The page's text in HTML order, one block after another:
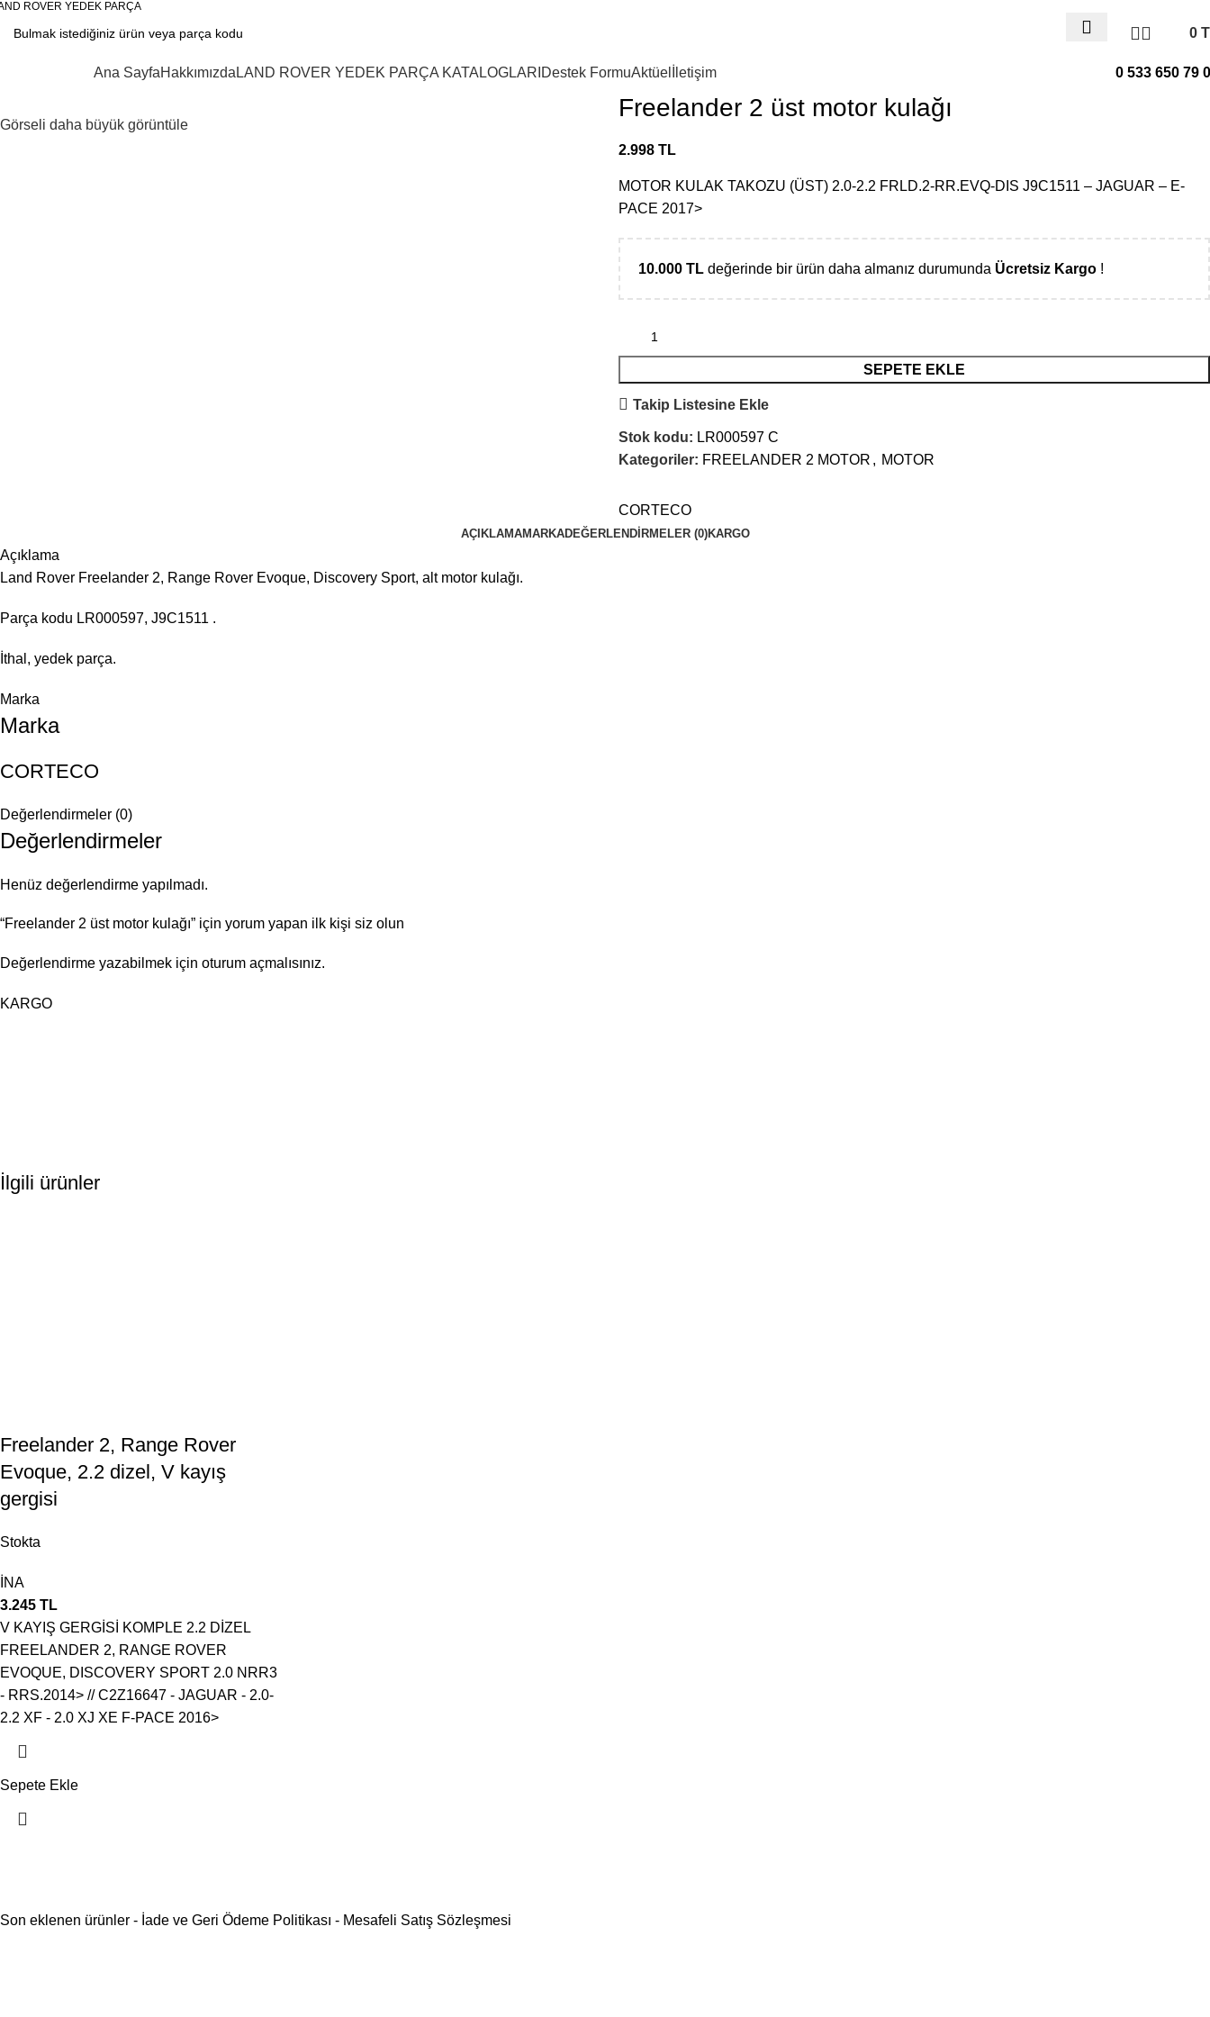
ROVER YEDEK PARÇA
0
Ana SayfaHakkımızda LAND ROVER YEDEK PARÇA KATALOGLARI Destek FormuAktüel İletişim 0 533 650 79
Görseli daha büyük görüntüle
Freelander 2 üst motor kulağı
2.998 TL
MOTOR KULAK TAKOZU (ÜST) 2.0-2.2 FRLD.2-RR.EVQ-DIS J9C1511 – JAGUAR – E-
PACE 2017>
10.000 TL değerinde bir ürün daha almanız durumunda Ücretsiz Kargo !
SEPETE EKLE
Takip Listesine Ekle
Stok kodu: LR000597 C
Kategoriler: FREELANDER 2 MOTOR , MOTOR
CORTECO
AÇIKLAMAMARKADEĞERLENDIRMELER (0)KARGO
Açıklama
Land Rover Freelander 2, Range Rover Evoque, Discovery Sport, alt motor kulağı.
Parça kodu LR000597, J9C1511 .
İthal, yedek parça.
Marka
Marka
CORTECO
Değerlendirmeler (0)
Değerlendirmeler
Henüz değerlendirme yapılmadı.
“Freelander 2 üst motor kulağı” için yorum yapan ilk kişi siz olun
Değerlendirme yazabilmek için oturum açmalısınız.
KARGO
İlgili ürünler
Freelander 2, Range Rover
Evoque, 2.2 dizel, V kayış
gergisi
Stokta
İNA
3.245 TL
V KAYIŞ GERGİSİ KOMPLE 2.2 DİZEL
FREELANDER 2, RANGE ROVER
EVOQUE, DISCOVERY SPORT 2.0 NRR3
- RRS.2014> // C2Z16647 - JAGUAR - 2.0-
2.2 XF - 2.0 XJ XE F-PACE 2016>
Sepete Ekle
Son eklenen ürünler - İade ve Geri Ödeme Politikası - Mesafeli Satış Sözleşmesi